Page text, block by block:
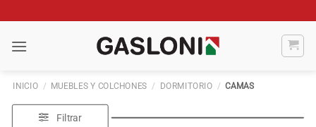
al
contenido
INICIO / MUEBLES Y COLCHONES / DORMITORIO / CAMAS
Filtrar